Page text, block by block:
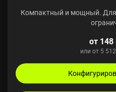
Компактный и мощный. Для
от
или от 5